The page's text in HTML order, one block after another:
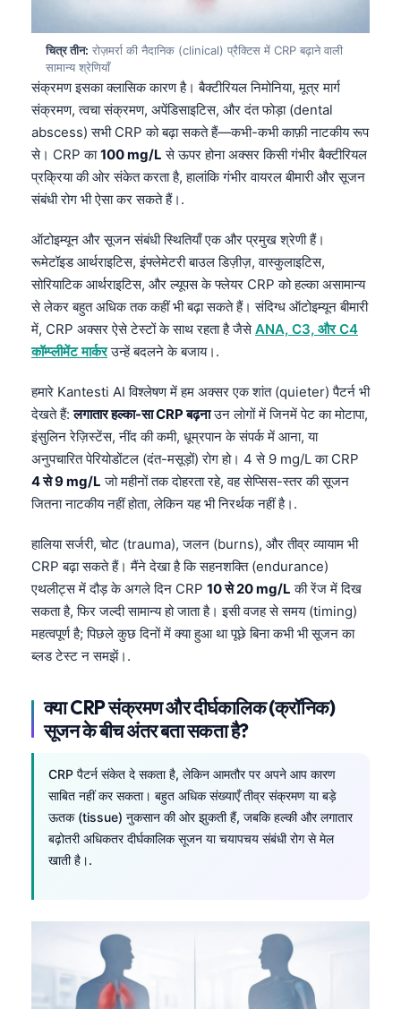
चित्र तीन: रोज़मर्रा की नैदानिक (clinical) प्रैक्टिस में CRP बढ़ाने वाली
सामान्य श्रेणियाँ
संक्रमण इसका क्लासिक कारण है। बैक्टीरियल निमोनिया, मूत्र मार्ग
संक्रमण, त्वचा संक्रमण, अपेंडिसाइटिस, और दंत फोड़ा (dental
abscess) सभी CRP को बढ़ा सकते हैं—कभी-कभी काफ़ी नाटकीय रूप
से। CRP का100 mg/L से ऊपर होना अक्सर किसी गंभीर बैक्टीरियल
प्रक्रिया की ओर संकेत करता है, हालांकि गंभीर वायरल बीमारी और सूजन
संबंधी रोग भी ऐसा कर सकते हैं।.
ऑटोइम्यून और सूजन संबंधी स्थितियाँ एक और प्रमुख श्रेणी हैं।
रूमेटॉइड आर्थराइटिस, इंफ्लेमेटरी बाउल डिज़ीज़, वास्कुलाइटिस,
सोरियाटिक आर्थराइटिस, और ल्यूपस के फ्लेयर CRP को हल्का असामान्य
से लेकर बहुत अधिक तक कहीं भी बढ़ा सकते हैं। संदिग्ध ऑटोइम्यून बीमारी
में, CRP अक्सर ऐसे टेस्टों के साथ रहता है जैसेANA, C3, और C4
कॉम्प्लीमेंट मार्करउन्हें बदलने के बजाय।.
हमारे Kantesti AI विश्लेषण में हम अक्सर एक शांत (quieter) पैटर्न भी
देखते हैं:लगातार हल्का-सा CRP बढ़नाउन लोगों में जिनमें पेट का मोटापा,
इंसुलिन रेज़िस्टेंस, नींद की कमी, धूम्रपान के संपर्क में आना, या
अनुपचारित पेरियोडोंटल (दंत-मसूड़ों) रोग हो। 4 से 9 mg/L का CRP
4 से 9 mg/L जो महीनों तक दोहरता रहे, वह सेप्सिस-स्तर की सूजन
जितना नाटकीय नहीं होता, लेकिन यह भी निरर्थक नहीं है।.
हालिया सर्जरी, चोट (trauma), जलन (burns), और तीव्र व्यायाम भी
CRP बढ़ा सकते हैं। मैंने देखा है कि सहनशक्ति (endurance)
एथलीट्स में दौड़ के अगले दिन CRP 10 से 20 mg/L की रेंज में दिख
सकता है, फिर जल्दी सामान्य हो जाता है। इसी वजह से समय (timing)
महत्वपूर्ण है; पिछले कुछ दिनों में क्या हुआ था पूछे बिना कभी भी सूजन का
ब्लड टेस्ट न समझें।.
क्या CRP संक्रमण और दीर्घकालिक (क्रॉनिक)
सूजन के बीच अंतर बता सकता है?
CRP पैटर्न संकेत दे सकता है, लेकिन आमतौर पर अपने आप कारण
साबित नहीं कर सकता। बहुत अधिक संख्याएँ तीव्र संक्रमण या बड़े
ऊतक (tissue) नुकसान की ओर झुकती हैं, जबकि हल्की और लगातार
बढ़ोतरी अधिकतर दीर्घकालिक सूजन या चयापचय संबंधी रोग से मेल
खाती है।.